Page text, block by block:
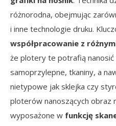
różnorodna, obejmując
i inne technologie druku.
współpracowanie z
że plotery te potrafią
samoprzylepne, tkaniny, a
nietypowe jak sklejka czy
ploterów nanoszących obraz
wyposażone w funkcję